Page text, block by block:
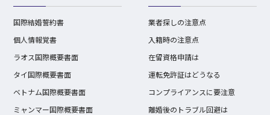
国際結婚誓約書
個人情報覚書
ラオス国際概要書面
タイ国際概要書面
ベトナム国際概要書面
ミャンマー国際概要書面
業者探しの注意点
入籍時の注意点
在留資格申請は
運転免許証はどうなる
コンプライアンスに要注意
離婚後のトラブル回避は